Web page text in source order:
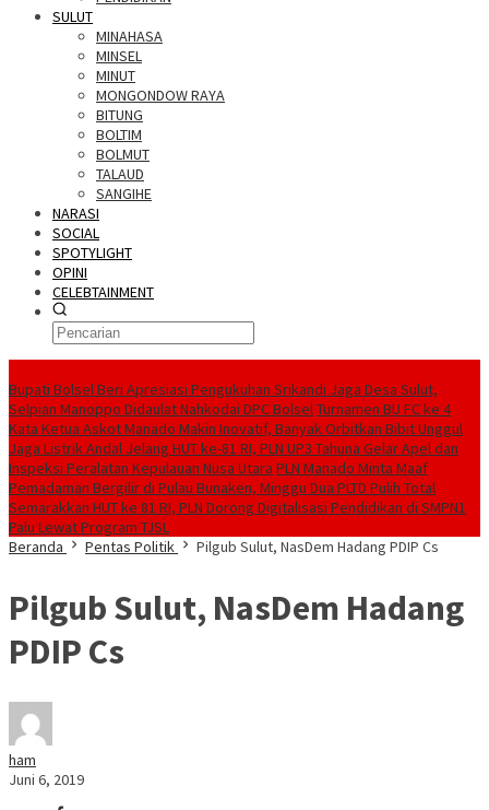
SULUT
MINAHASA
MINSEL
MINUT
MONGONDOW RAYA
BITUNG
BOLTIM
BOLMUT
TALAUD
SANGIHE
NARASI
SOCIAL
SPOTYLIGHT
OPINI
CELEBTAINMENT
Bupati Bolsel Beri Apresiasi Pengukuhan Srikandi Jaga Desa Sulut,
Selpian Manoppo Didaulat Nahkodai DPC BolselTurnamen BU FC ke 4
Kata Ketua Askot Manado Makin Inovatif, Banyak Orbitkan Bibit Unggul
Jaga Listrik Andal Jelang HUT ke-81 RI, PLN UP3 Tahuna Gelar Apel dan
Inspeksi Peralatan Kepulauan Nusa Utara PLN Manado Minta Maaf
Pemadaman Bergilir di Pulau Bunaken, Minggu Dua PLTD Pulih Total
Semarakkan HUT ke 81 RI, PLN Dorong Digitalisasi Pendidikan di SMPN1
Palu Lewat Program TJSL
Beranda
Pentas Politik Pilgub Sulut, NasDem Hadang PDIP Cs
Pilgub Sulut, NasDem Hadang
PDIP Cs
ham
Juni 6, 2019